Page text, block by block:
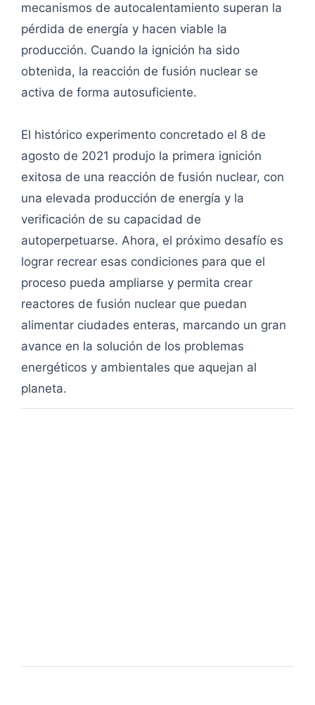
mecanismos de autocalentamiento superan la
pérdida de energía y hacen viable la
producción. Cuando la ignición ha sido
obtenida, la reacción de fusión nuclear se
activa de forma autosuficiente.
El histórico experimento concretado el 8 de
agosto de 2021 produjo la primera ignición
exitosa de una reacción de fusión nuclear, con
una elevada producción de energía y la
verificación de su capacidad de
autoperpetuarse. Ahora, el próximo desafío es
lograr recrear esas condiciones para que el
proceso pueda ampliarse y permita crear
reactores de fusión nuclear que puedan
alimentar ciudades enteras, marcando un gran
avance en la solución de los problemas
energéticos y ambientales que aquejan al
planeta.